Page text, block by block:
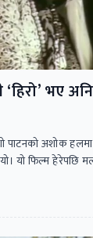
भए
पाटनको अशोक हलमा
यो फिल्म हेरेपछि